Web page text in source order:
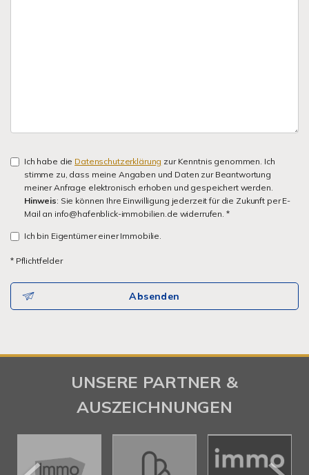
Ich habe die Datenschutzerklärung zur Kenntnis genommen. Ich
stimme zu, dass meine Angaben und Daten zur Beantwortung
meiner Anfrage elektronisch erhoben und gespeichert werden.
Hinweis: Sie können Ihre Einwilligung jederzeit für die Zukunft per E-
Mail an info@hafenblick-immobilien.de widerrufen. *
Ich bin Eigentümer einer Immobilie.
* Pflichtfelder
Absenden
UNSERE PARTNER &
AUSZEICHNUNGEN